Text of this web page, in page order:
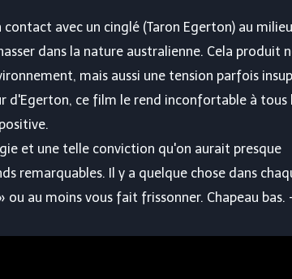
contact avec un cinglé (Taron Egerton) au
dans la nature australienne. Cela produit
mais aussi une tension parfois
d'Egerton, ce film le rend inconfortable à tous
et une telle conviction qu'on aurait presque
remarquables. Il y a quelque chose dans
ou au moins vous fait frissonner. Chapeau bas.